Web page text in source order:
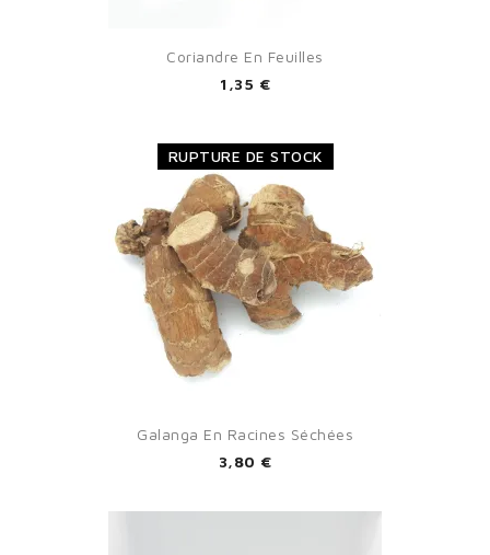
Coriandre En Feuilles
1,35 €
Galanga En Racines Séchées
3,80 €
RUPTURE DE STOCK